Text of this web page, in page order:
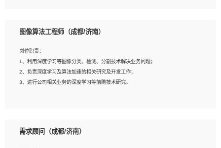
研发管理流程建设经验；
种常用框架和技术Springboot、Shiro、springcloud等；熟悉Linux常用命令和了解
常用脚本语言，较丰富的线上系统运维经验，复杂问题排查思路清晰。
相关的解决方案，包括视频分析、图像识别、NLP、OCR、机器学习等；
AI算法框架，对人脸识别、目标检测、图像识别、OCR、NLP等AI算法有深刻理
解。具有AI平台级产品/解决方案从业经验者优先。具有大数据技术背景者优先；
6、具备良好的客户意识与沟通能力，善于学习思考、创新与团队协作，认真负责、
执行力与抗压力强。
图像算法工程师（成都/济南）
岗位职责：
1、利用深度学习等图像分类、检测、分割技术解决业务问题；
2、负责深度学习及算法加速的相关研究及开发工作；
3、进行公司相关业务的深度学习等前瞻技术研究。
2、2年以上图像处理开发经验，熟悉python和spark开发；
需求顾问（成都/济南）